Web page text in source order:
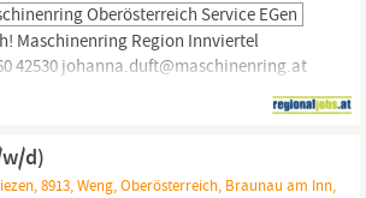
Oberösterreich Service EGen
Maschinenring Region Innviertel
42530 johanna.duft@maschinenring.at
Service eGen besteht seit über
Dienstleistungsunternehmen in
Kerndienstleistungen Winterdienst,
d)
8913, Weng, Oberösterreich, Braunau am Inn,